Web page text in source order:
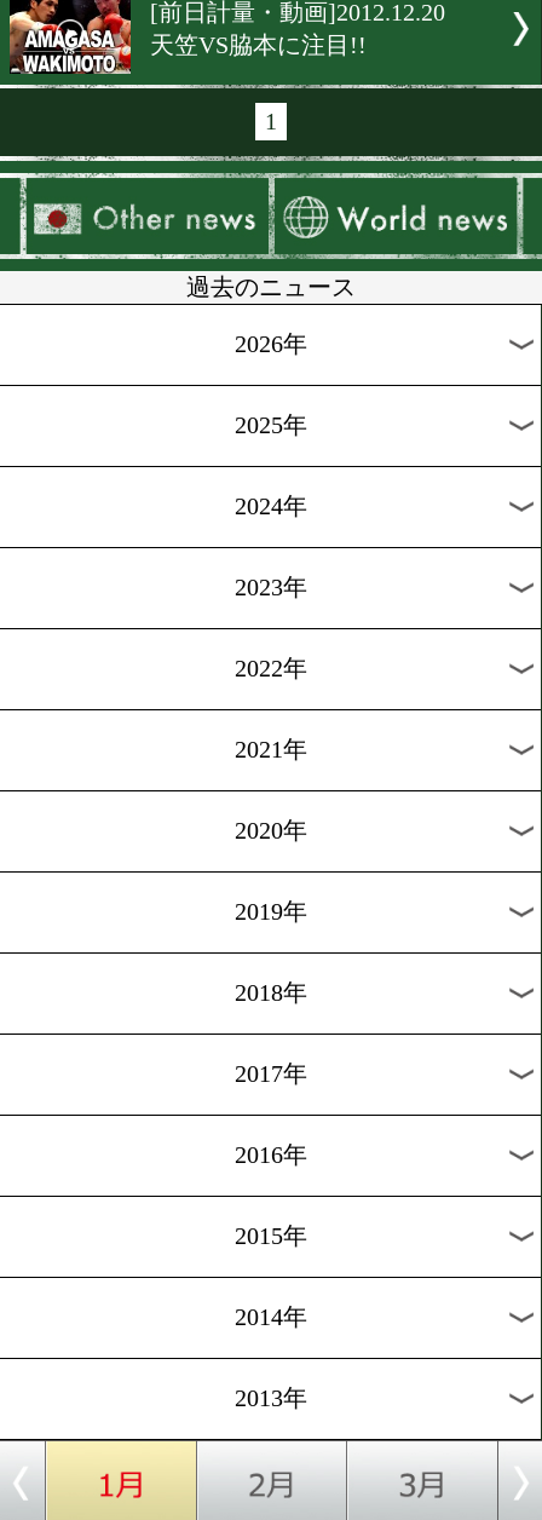
[前日計量]2012.12.21
世界への一戦
[動画・前日計量]2012.12.20
もう一つの注目カード
[予備検診]2012.12.20
笑顔で初対面
[前日計量]2012.12.20
高山VS斉藤に注目!!
[前日計量・動画]2012.12.20
天笠VS脇本に注目!!
1
過去のニュース
2025年
2024年
2022年